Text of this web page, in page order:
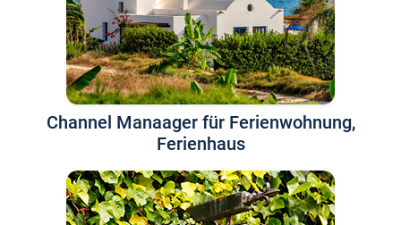
Channel Manaager für Ferienwohnung,
Ferienhaus